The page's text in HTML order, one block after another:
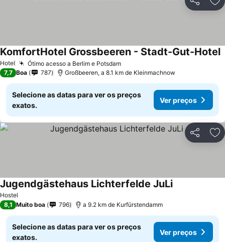
Partilhar
Hotel Ótimo acesso a Berlim e Potsdam
KomfortHotel Grossbeeren - Stadt-Gut-Hotel
7,7 Boa 787 Großbeeren, a 8.1 km de Kleinmachnow
Selecione as datas para ver os preços
exatos.
Ver preços
Partilhar
Hostel
Jugendgästehaus Lichterfelde JuLi
8,1 Muito boa 796 a 9.2 km de Kurfürstendamm
Selecione as datas para ver os preços
exatos.
Ver preços